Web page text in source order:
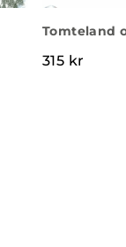
Tomteland
315 kr